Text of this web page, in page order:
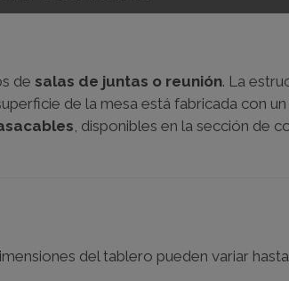
de salas de juntas o reunión. La
de la mesa está fabricada con
, disponibles en la sección de
del tablero pueden variar